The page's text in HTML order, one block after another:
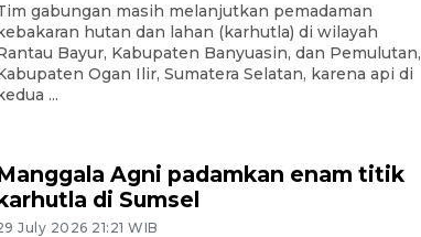
gabungan masih melanjutkan pemadaman
hutan dan lahan (karhutla) di wilayah
Bayur, Kabupaten Banyuasin, dan Pemulutan,
Ogan Ilir, Sumatera Selatan, karena api di
...
Agni padamkan enam titik
di Sumsel
July 2026 21:21 WIB